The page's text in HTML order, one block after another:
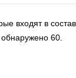
входят в
60.